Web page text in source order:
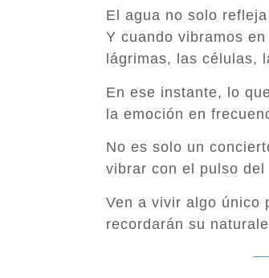
El agua no solo
Y cuando vibramos
lágrimas, las células,
En ese instante, lo
la emoción en
No es solo un
vibrar con el pulso
Ven a vivir algo único
recordarán su